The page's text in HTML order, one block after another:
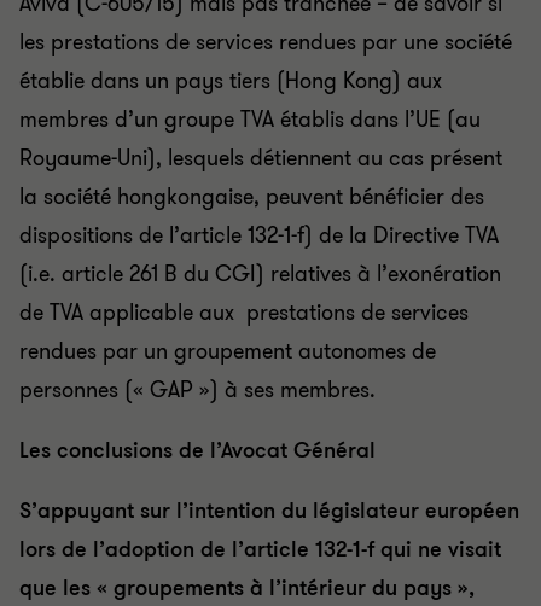
les prestations de services rendues par une société
établie dans un pays tiers (Hong Kong) aux
membres d’un groupe TVA établis dans l’UE (au
Royaume-Uni), lesquels détiennent au cas présent
la société hongkongaise, peuvent bénéficier des
dispositions de l’article 132-1-f) de la Directive TVA
(i.e. article 261 B du CGI) relatives à l’exonération
de TVA applicable aux prestations de services
rendues par un groupement autonomes de
personnes (« GAP ») à ses membres.
Les conclusions de l’Avocat Général
S’appuyant sur l’intention du législateur européen
lors de l’adoption de l’article 132-1-f qui ne visait
que les « groupements à l’intérieur du pays »,